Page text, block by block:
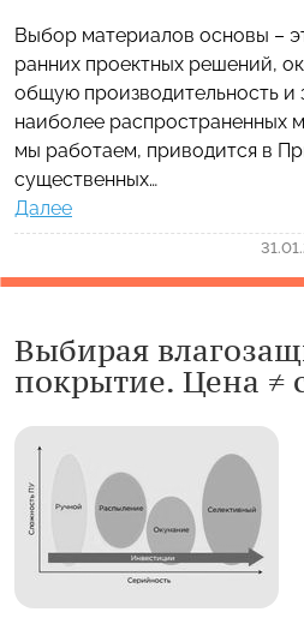
Выбор материалов основы –
ранних проектных решений,
общую производительность и
наиболее распространенных
мы работаем, приводится в
существенных…
Далее
Выбирая
покрытие. Цена ≠